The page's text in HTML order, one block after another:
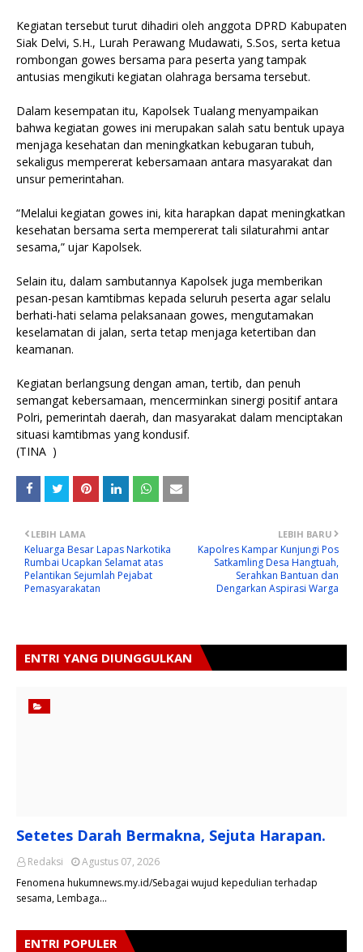
Kegiatan tersebut turut dihadiri oleh anggota DPRD Kabupaten
Siak Delvi, S.H., Lurah Perawang Mudawati, S.Sos, serta ketua
rombongan gowes bersama para peserta yang tampak
antusias mengikuti kegiatan olahraga bersama tersebut.
Dalam kesempatan itu, Kapolsek Tualang menyampaikan
bahwa kegiatan gowes ini merupakan salah satu bentuk upaya
menjaga kesehatan dan meningkatkan kebugaran tubuh,
sekaligus mempererat kebersamaan antara masyarakat dan
unsur pemerintahan.
“Melalui kegiatan gowes ini, kita harapkan dapat meningkatkan
kesehatan bersama serta mempererat tali silaturahmi antar
sesama,” ujar Kapolsek.
Selain itu, dalam sambutannya Kapolsek juga memberikan
pesan-pesan kamtibmas kepada seluruh peserta agar selalu
berhati-hati selama pelaksanaan gowes, mengutamakan
keselamatan di jalan, serta tetap menjaga ketertiban dan
keamanan.
Kegiatan berlangsung dengan aman, tertib, dan penuh
semangat kebersamaan, mencerminkan sinergi positif antara
Polri, pemerintah daerah, dan masyarakat dalam menciptakan
situasi kamtibmas yang kondusif.
(TINA )
LEBIH BARU
Kapolres Kampar Kunjungi Pos
Satkamling Desa Hangtuah,
Serahkan Bantuan dan
Dengarkan Aspirasi Warga
LEBIH LAMA
Keluarga Besar Lapas Narkotika
Rumbai Ucapkan Selamat atas
Pelantikan Sejumlah Pejabat
Pemasyarakatan
ENTRI YANG DIUNGGULKAN
Setetes Darah Bermakna, Sejuta Harapan.
Redaksi
Agustus 07, 2026
Fenomena hukumnews.my.id/Sebagai wujud kepedulian terhadap
sesama, Lembaga…
ENTRI POPULER